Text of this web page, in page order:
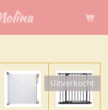
Uitverkocht